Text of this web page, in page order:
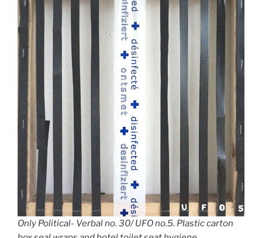
Only Political- Verbal no. 30/ UFO no.5. Plastic carton